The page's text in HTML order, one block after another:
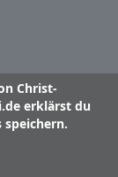
Christ-
erklärst du